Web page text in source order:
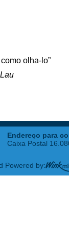
olha-lo”
Endereço para
Caixa Postal
Powered by: